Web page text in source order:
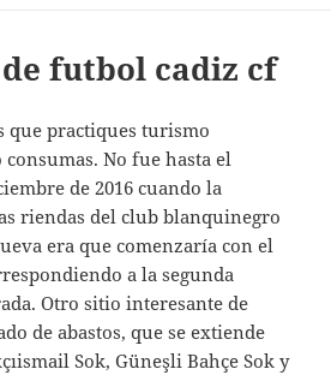
futbol cadiz cf
que practiques turismo
No fue hasta el
de 2016 cuando la
riendas del club blanquinegro
era que comenzaría con el
a la segunda
Otro sitio interesante de
de abastos, que se extiende
Sok, Güneşli Bahçe Sok y